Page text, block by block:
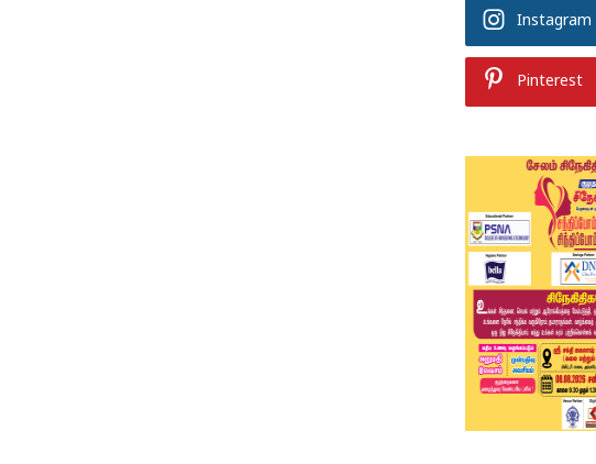
Instagram
Pinterest